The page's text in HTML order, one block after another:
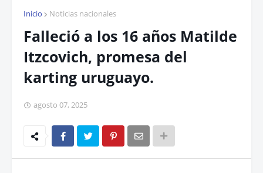
Inicio Noticias nacionales
Falleció a los 16 años Matilde
Itzcovich, promesa del
karting uruguayo.
agosto 07, 2025